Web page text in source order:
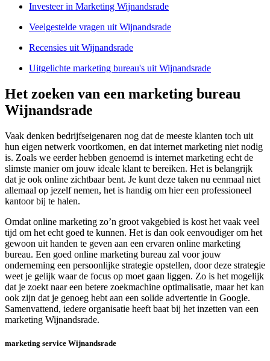
Investeer in Marketing Wijnandsrade
Veelgestelde vragen uit Wijnandsrade
Recensies uit Wijnandsrade
Uitgelichte marketing bureau's uit Wijnandsrade
Het zoeken van een marketing bureau
Wijnandsrade
Vaak denken bedrijfseigenaren nog dat de meeste klanten toch uit
hun eigen netwerk voortkomen, en dat internet marketing niet nodig
is. Zoals we eerder hebben genoemd is internet marketing echt de
slimste manier om jouw ideale klant te bereiken. Het is belangrijk
dat je ook online zichtbaar bent. Je kunt deze taken nu eenmaal niet
allemaal op jezelf nemen, het is handig om hier een professioneel
kantoor bij te halen.
Omdat online marketing zo’n groot vakgebied is kost het vaak veel
tijd om het echt goed te kunnen. Het is dan ook eenvoudiger om het
gewoon uit handen te geven aan een ervaren online marketing
bureau. Een goed online marketing bureau zal voor jouw
onderneming een persoonlijke strategie opstellen, door deze strategie
weet je gelijk waar de focus op moet gaan liggen. Zo is het mogelijk
dat je zoekt naar een betere zoekmachine optimalisatie, maar het kan
ook zijn dat je genoeg hebt aan een solide advertentie in Google.
Samenvattend, iedere organisatie heeft baat bij het inzetten van een
marketing Wijnandsrade.
marketing service Wijnandsrade